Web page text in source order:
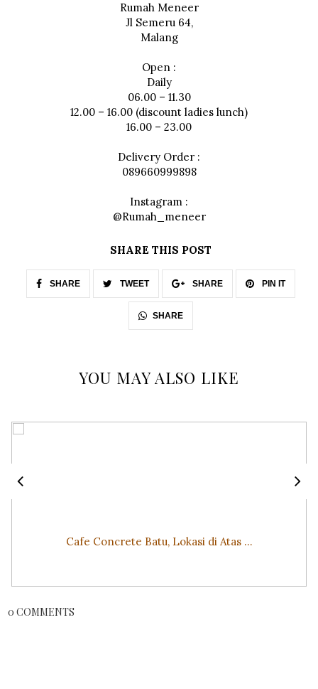
Rumah Meneer
Jl Semeru 64,
Malang
Open :
Daily
06.00 – 11.30
12.00 – 16.00 (discount ladies lunch)
16.00 – 23.00
Delivery Order :
089660999898
Instagram :
@Rumah_meneer
SHARE THIS POST
SHARE TWEET SHARE PIN IT
SHARE
YOU MAY ALSO LIKE
Cafe Concrete Batu, Lokasi di Atas ...
0 COMMENTS